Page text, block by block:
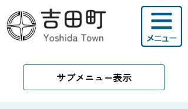
サブメニュー表示